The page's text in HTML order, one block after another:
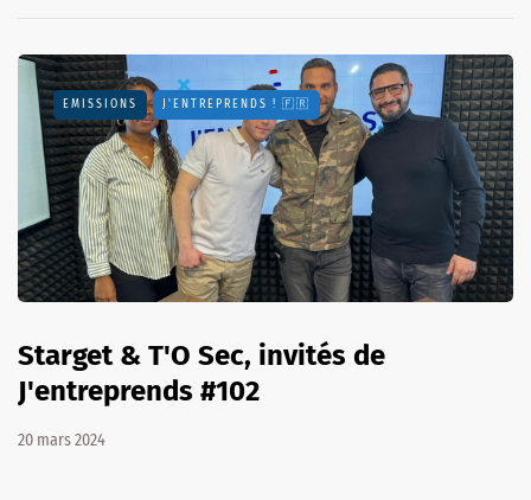
EMISSIONS J'ENTREPRENDS ! 🇫🇷
Starget & T'O Sec, invités de
J'entreprends #102
20 mars 2024